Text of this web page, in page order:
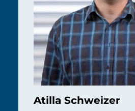
Atilla Schweizer